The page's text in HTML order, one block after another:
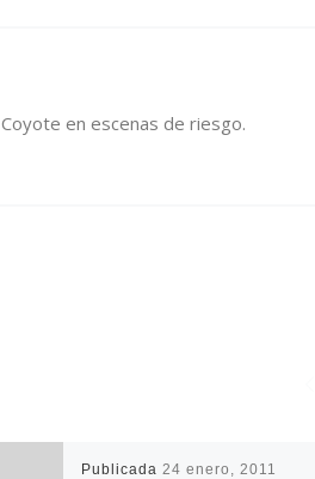
en escenas de riesgo.
Publicada 24 enero, 2011